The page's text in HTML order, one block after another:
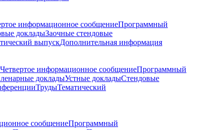
информационное сообщениеПрограммный
докладыЗаочные стендовые
выпускДополнительная информация
Четвертое информационное сообщениеПрограммный
докладыУстные докладыСтендовые
ТрудыТематический
сообщениеПрограммный